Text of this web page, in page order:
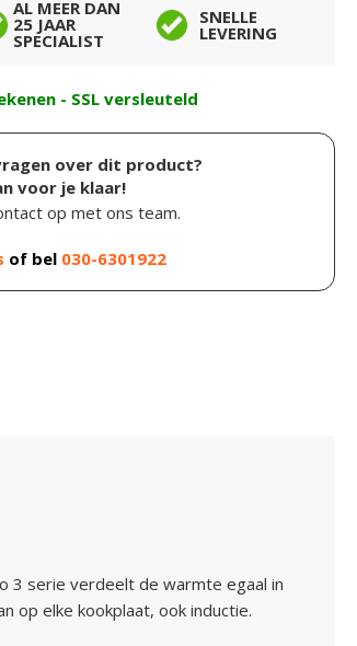
AL MEER DAN
25 JAAR
SPECIALIST
SNELLE
LEVERING
- SSL versleuteld
over dit product?
voor je klaar!
op met ons team.
of bel 030-6301922
3 serie verdeelt de warmte egaal in
op elke kookplaat, ook inductie.